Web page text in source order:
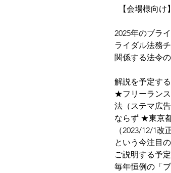
【会場様向け
2025年のブラ
ライダル法務
関係する法令
解説を予定す
★フリーラン
法（ステマ広
ならず ★東京
（2023/12/1改
という今注目
ご説明する予定
毎年恒例の「